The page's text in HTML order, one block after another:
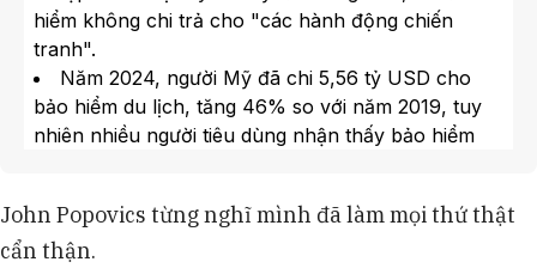
hiểm không chi trả cho "các hành động chiến
tranh".
Năm 2024, người Mỹ đã chi 5,56 tỷ USD cho
bảo hiểm du lịch, tăng 46% so với năm 2019, tuy
nhiên nhiều người tiêu dùng nhận thấy bảo hiểm
CEO Robert Gallagher của Travel Guard Zurich
Cover More cho biết điều khoản loại trừ tồn tại vì
John Popovics từng nghĩ mình đã làm mọi thứ thật
cẩn thận.